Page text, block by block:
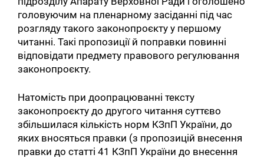
головуючим на пленарному засіданні під час
розгляду такого законопроєкту у першому
читанні. Такі пропозиції й поправки повинні
відповідати предмету правового регулювання
законопроєкту.
Натомість при доопрацюванні тексту
законопроєкту до другого читання суттєво
збільшилася кількість норм КЗпП України, до
яких вносяться правки (з пропозицій внесення
правки до статті 41 КЗпП України до внесення